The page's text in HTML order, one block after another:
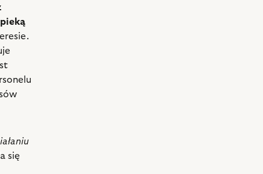
się